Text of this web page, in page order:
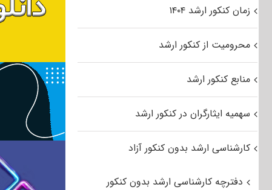
زمان کنکور ارشد ۱۴۰۴
محرومیت از کنکور ارشد
منابع کنکور ارشد
سهمیه ایثارگران در کنکور ارشد
کارشناسی ارشد بدون کنکور آزاد
دفترچه کارشناسی ارشد بدون کنکور